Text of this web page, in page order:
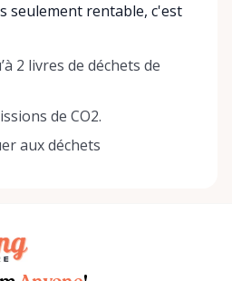
seulement rentable, c'est
2 livres de déchets de
de CO2.
aux déchets